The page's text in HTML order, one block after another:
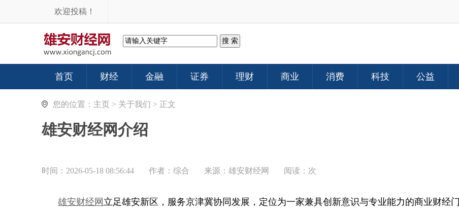
欢迎投稿！
首页 财经 金融 证券 理财 商业 消费 科技 公益
您的位置： 主页 > 关于我们 > 正文
雄安财经网介绍
时间：2026-05-18 08:56:44 作者：综合 来源： 雄安财经网 阅读： 次
雄安财经网 立足雄安新区，服务京津冀协同发展，定位为一家兼具创新意识与专业能力的商业财经门